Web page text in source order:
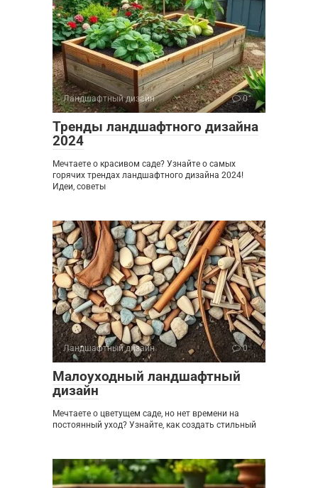
Ландшафтный дизайн 0
Тренды ландшафтного дизайна
2024
Мечтаете о красивом саде? Узнайте о самых
горячих трендах ландшафтного дизайна 2024!
Идеи, советы
Ландшафтный дизайн 0
Малоуходный ландшафтный
дизайн
Мечтаете о цветущем саде, но нет времени на
постоянный уход? Узнайте, как создать стильный